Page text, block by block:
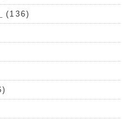
(136)